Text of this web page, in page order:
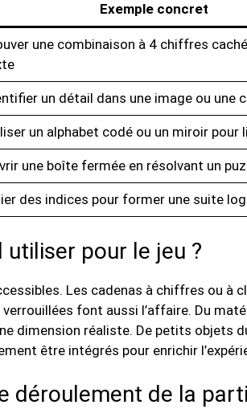
Exemple concret
une combinaison à 4 chiffres
un détail dans une image ou une
un alphabet codé ou un miroir pour
une boîte fermée en résolvant un
des indices pour former une suite
pour le jeu ?
Les cadenas à chiffres ou à
font aussi l’affaire. Du
dimension réaliste. De petits objets
être intégrés pour enrichir
déroulement de la